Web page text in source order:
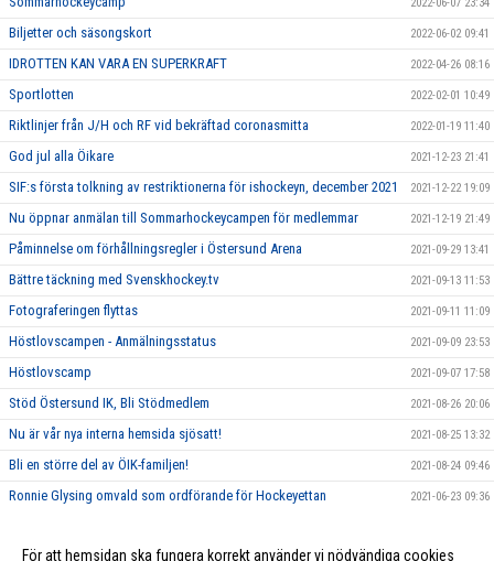
Biljetter och säsongskort 2022-06-02 09:41
IDROTTEN KAN VARA EN SUPERKRAFT 2022-04-26 08:16
Sportlotten 2022-02-01 10:49
Riktlinjer från J/H och RF vid bekräftad coronasmitta 2022-01-19 11:40
God jul alla Öikare 2021-12-23 21:41
SIF:s första tolkning av restriktionerna för ishockeyn, december 2021 2021-12-22 19:09
Nu öppnar anmälan till Sommarhockeycampen för medlemmar 2021-12-19 21:49
Påminnelse om förhållningsregler i Östersund Arena 2021-09-29 13:41
Bättre täckning med Svenskhockey.tv 2021-09-13 11:53
Fotograferingen flyttas 2021-09-11 11:09
Höstlovscampen - Anmälningsstatus 2021-09-09 23:53
Höstlovscamp 2021-09-07 17:58
Stöd Östersund IK, Bli Stödmedlem 2021-08-26 20:06
Nu är vår nya interna hemsida sjösatt! 2021-08-25 13:32
Bli en större del av ÖIK-familjen! 2021-08-24 09:46
Ronnie Glysing omvald som ordförande för Hockeyettan 2021-06-23 09:36
Årsmöte Östersunds IK 2021-06-15 09:30
För att hemsidan ska fungera korrekt använder vi nödvändiga cookies